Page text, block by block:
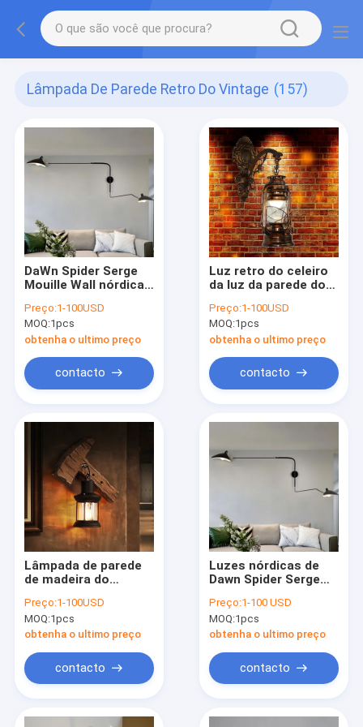
Lâmpada De Parede Retro Do Vintage (157)
DaWn Spider Serge
Mouille Wall nórdica
de parede longas
giratórias do braço
do balanço de Polo
(WH-VR-03)
Preço:1-100USD
MOQ:1pcs
obtenha o ultimo preço
contacto
Luz retro do celeiro
da luz da parede do
lanterna do celeiro
da lâmpada de
parede do diodo
emissor de luz do
vintage (WH-VR-106)
Preço:1-100USD
MOQ:1pcs
obtenha o ultimo preço
contacto
Lâmpada de parede
de madeira do
criativo da luz do
café da barra do
restaurante (WH-VR-
Preço:1-100USD
MOQ:1pcs
obtenha o ultimo preço
contacto
Luzes nórdicas de
Dawn Spider Serge
decoração da barra
do estúdio (WH-VR-
03)
Preço:1-100 USD
MOQ:1pcs
obtenha o ultimo preço
contacto